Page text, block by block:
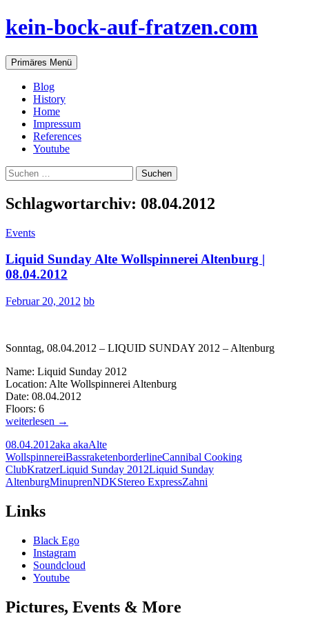
Zum
Inhalt
kein-bock-auf-fratzen.com
Suchen
Primäres Menü
Blog
History
Home
Impressum
References
Youtube
Suchen
nach:
Schlagwortarchiv: 08.04.2012
Events
Liquid Sunday Alte Wollspinnerei Altenburg |
08.04.2012
Februar 20, 2012 bb
Sonntag, 08.04.2012 – LIQUID SUNDAY 2012 – Altenburg
Name: Liquid Sunday 2012
Location: Alte Wollspinnerei Altenburg
Date: 08.04.2012
Floors: 6
Liquid
Alte
Wollspinnerei
Altenburg
|
weiterlesen →
08.04.2012aka akaAlte
WollspinnereiBassraketenborderlineCannibal Cooking
ClubKratzerLiquid Sunday 2012Liquid Sunday
AltenburgMinuprenNDKStereo ExpressZahni
Links
Black Ego
Instagram
Soundcloud
Youtube
Pictures, Events & More